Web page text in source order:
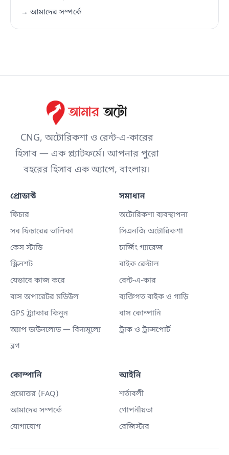
→ আমাদের সম্পর্কে
CNG, অটোরিকশা ও রেন্ট-এ-কারের
হিসাব — এক প্ল্যাটফর্মে। আপনার পুরো
বহরের হিসাব এক অ্যাপে, বাংলায়।
প্রোডাক্ট
ফিচার
সব ফিচারের তালিকা
কেস স্টাডি
স্ক্রিনশট
যেভাবে কাজ করে
বাস অপারেটর মডিউল
GPS ট্র্যাকার কিনুন
অ্যাপ ডাউনলোড — বিনামূল্যে
ব্লগ
সমাধান
অটোরিকশা ব্যবস্থাপনা
সিএনজি অটোরিকশা
চার্জিং গ্যারেজ
বাইক রেন্টাল
রেন্ট-এ-কার
ব্যক্তিগত বাইক ও গাড়ি
বাস কোম্পানি
ট্রাক ও ট্রান্সপোর্ট
কোম্পানি
প্রশ্নোত্তর (FAQ)
আমাদের সম্পর্কে
যোগাযোগ
আইনি
শর্তাবলী
গোপনীয়তা
রেজিস্টার